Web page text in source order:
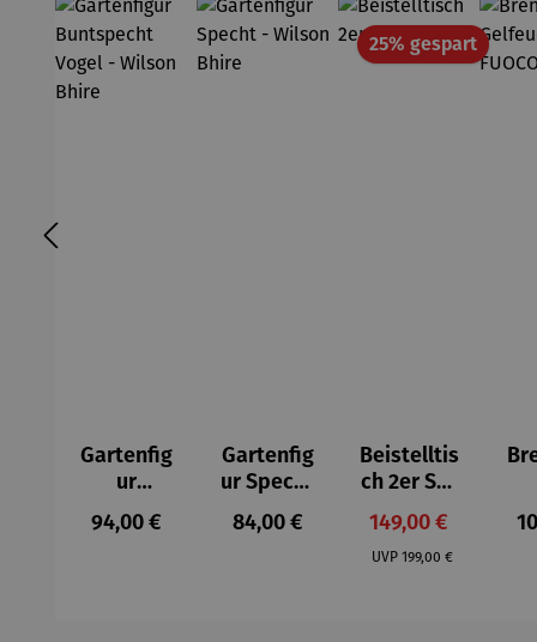
Gartenfig
ur
Buntspec
ht Vogel -
Regulärer Preis:
94,00 €
Gartenfig
ur Specht
- Wilson
Bhire
Regulärer Preis:
84,00 €
25% gespartRabatt
Beistelltis
ch 2er Set
– Dalias
Verkaufspreis:
149,00 €
UVP Regulärer Preis:
199,00 €